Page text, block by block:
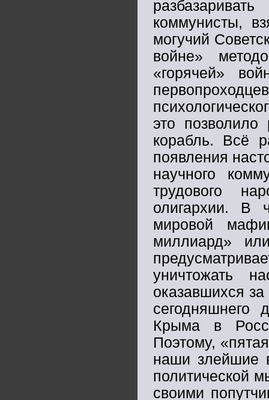
коммунисты,
могучий
войне»
«горячей»
это
корабль. Всё
появления
научного
трудового
олигархии. В
мировой
миллиард»
уничтожать
оказавшихся
сегодняшнего
Крыма в
Поэтому,
наши злейшие
политической
своими